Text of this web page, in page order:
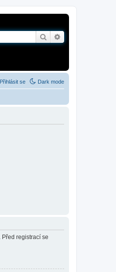
Hledat
Dark mode
Přihlásit se
registrací se